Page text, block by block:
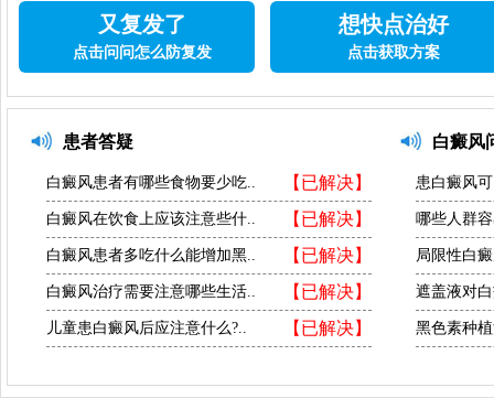
又复发了
点击问问怎么防复发
想快点治好
点击获取方案
患者答疑
【已解决】
白癜风患者有哪些食物要少吃..
【已解决】
白癜风在饮食上应该注意些什..
【已解决】
白癜风患者多吃什么能增加黑..
【已解决】
白癜风治疗需要注意哪些生活..
【已解决】
儿童患白癜风后应注意什么?..
白癜风
患白癜风
哪些人群
局限性白
遮盖液对
黑色素种